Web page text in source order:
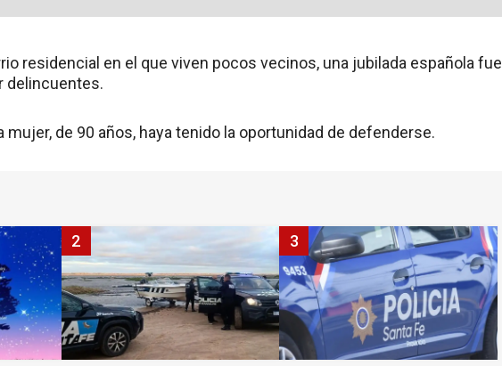
residencial en el que viven pocos vecinos, una jubilada española fue
delincuentes.
mujer, de 90 años, haya tenido la oportunidad de defenderse.
2 3